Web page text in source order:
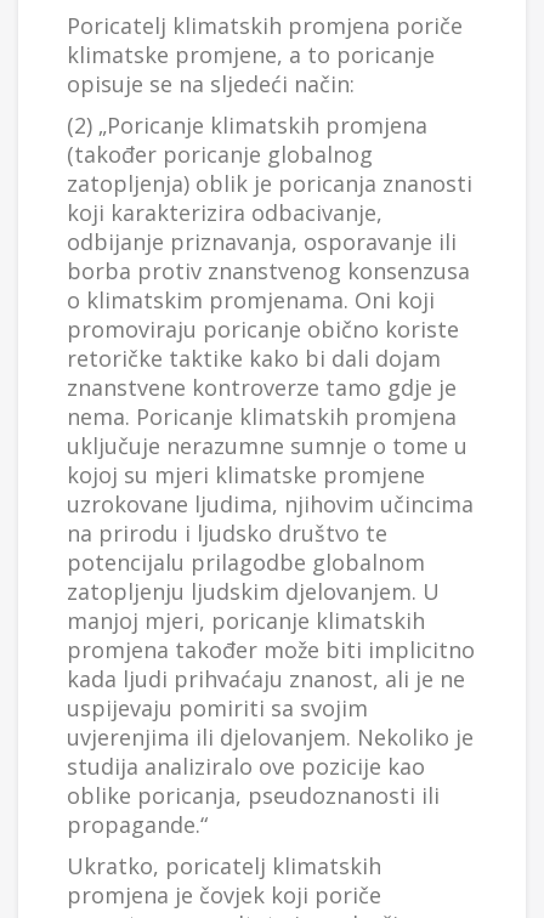
Poricatelj klimatskih promjena poriče
klimatske promjene, a to poricanje
opisuje se na sljedeći način:
(2) „Poricanje klimatskih promjena
(također poricanje globalnog
zatopljenja) oblik je poricanja znanosti
koji karakterizira odbacivanje,
odbijanje priznavanja, osporavanje ili
borba protiv znanstvenog konsenzusa
o klimatskim promjenama. Oni koji
promoviraju poricanje obično koriste
retoričke taktike kako bi dali dojam
znanstvene kontroverze tamo gdje je
nema. Poricanje klimatskih promjena
uključuje nerazumne sumnje o tome u
kojoj su mjeri klimatske promjene
uzrokovane ljudima, njihovim učincima
na prirodu i ljudsko društvo te
potencijalu prilagodbe globalnom
zatopljenju ljudskim djelovanjem. U
manjoj mjeri, poricanje klimatskih
promjena također može biti implicitno
kada ljudi prihvaćaju znanost, ali je ne
uspijevaju pomiriti sa svojim
uvjerenjima ili djelovanjem. Nekoliko je
studija analiziralo ove pozicije kao
oblike poricanja, pseudoznanosti ili
propagande.“
Ukratko, poricatelj klimatskih
promjena je čovjek koji poriče